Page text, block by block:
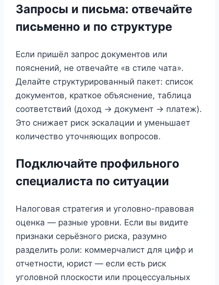
Запросы и письма: отвечайте
письменно и по структуре
Если пришёл запрос документов или
пояснений, не отвечайте «в стиле чата».
Делайте структурированный пакет: список
документов, краткое объяснение, таблица
соответствий (доход → документ → платеж).
Это снижает риск эскалации и уменьшает
количество уточняющих вопросов.
Подключайте профильного
специалиста по ситуации
Налоговая стратегия и уголовно-правовая
оценка — разные уровни. Если вы видите
признаки серьёзного риска, разумно
разделить роли: коммерчалист для цифр и
отчетности, юрист — если есть риск
уголовной плоскости или процессуальных